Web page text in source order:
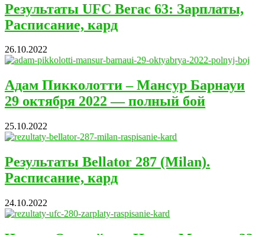
Результаты UFC Вегас 63: Зарплаты,
Расписание, кард
26.10.2022
Адам Пикколотти – Мансур Барнауи
29 октября 2022 — полный бой
25.10.2022
Результаты Bellator 287 (Milan).
Расписание, кард
24.10.2022